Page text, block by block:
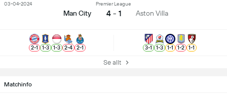
Matchinfo
Man City
Premier League
4 - 1 Aston Villa
03-04-2024
2-1 1-3 1-3 2-4 2-1 3-1 1-3 1-1 1-2 1-1
Se allt